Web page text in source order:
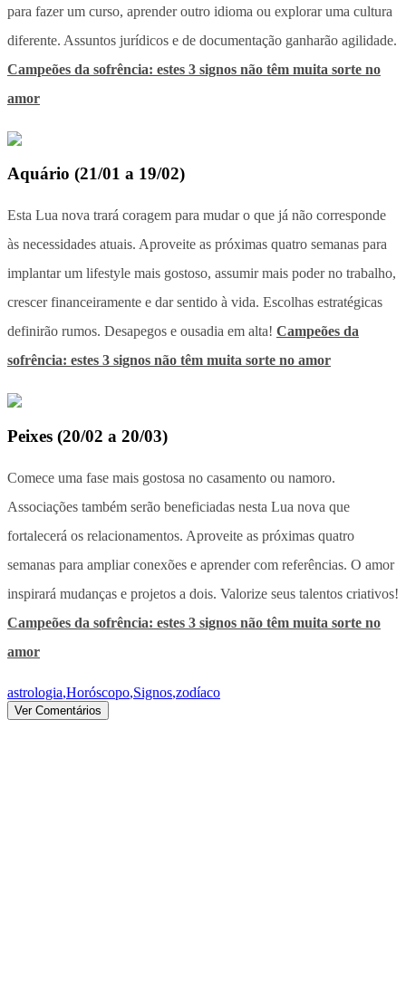
para fazer um curso, aprender outro idioma ou explorar uma cultura
diferente. Assuntos jurídicos e de documentação ganharão agilidade.
Campeões da sofrência: estes 3 signos não têm muita sorte no
amor
Aquário (21/01 a 19/02)
Esta Lua nova trará coragem para mudar o que já não corresponde
às necessidades atuais. Aproveite as próximas quatro semanas para
implantar um lifestyle mais gostoso, assumir mais poder no trabalho,
crescer financeiramente e dar sentido à vida. Escolhas estratégicas
definirão rumos. Desapegos e ousadia em alta! Campeões da
sofrência: estes 3 signos não têm muita sorte no amor
Peixes (20/02 a 20/03)
Comece uma fase mais gostosa no casamento ou namoro.
Associações também serão beneficiadas nesta Lua nova que
fortalecerá os relacionamentos. Aproveite as próximas quatro
semanas para ampliar conexões e aprender com referências. O amor
inspirará mudanças e projetos a dois. Valorize seus talentos criativos!
Campeões da sofrência: estes 3 signos não têm muita sorte no
amor
astrologia,Horóscopo,Signos,zodíaco
Ver Comentários